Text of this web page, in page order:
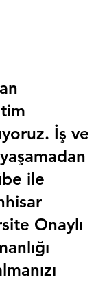
İş ve
ile
Onaylı